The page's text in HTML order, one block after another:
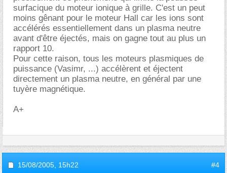
surfacique du moteur ionique à grille. C'est un peut
moins gênant pour le moteur Hall car les ions sont
accélérés essentiellement dans un plasma neutre
avant d'être éjectés, mais on gagne tout au plus un
rapport 10.
Pour cette raison, tous les moteurs plasmiques de
puissance (Vasimr, ...) accélèrent et éjectent
directement un plasma neutre, en général par une
tuyère magnétique.
A+
15/08/2005, 15h22 #4